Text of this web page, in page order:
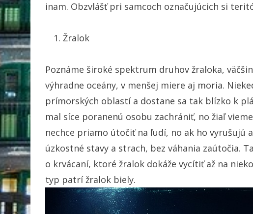
inam. Obzvlášť pri samcoch označujúcich si
Žralok
Poznáme široké spektrum druhov žraloka,
výhradne oceány, v menšej miere aj moria.
prímorských oblastí a dostane sa tak blízko k
mal síce poranenú osobu zachrániť, no žiaľ
nechce priamo útočiť na ľudí, no ak ho
úzkostné stavy a strach, bez váhania zaútočia.
o krvácaní, ktoré žralok dokáže vycítiť až na
typ patrí žralok biely.